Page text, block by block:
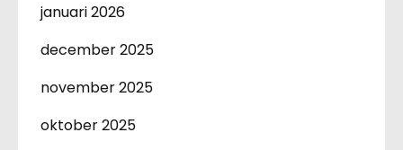
januari 2026
december 2025
november 2025
oktober 2025